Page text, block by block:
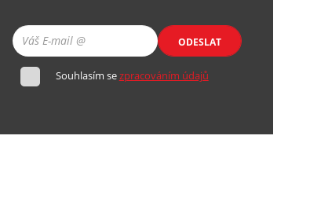
ODESLAT
Souhlasím sezpracováním údajů